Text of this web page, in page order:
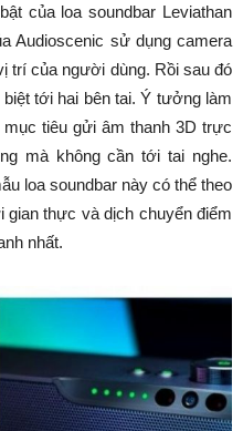
của loa soundbar Leviathan
Audioscenic sử dụng camera
trí của người dùng. Rồi sau đó
tới hai bên tai. Ý tưởng làm
tiêu gửi âm thanh 3D trực
mà không cần tới tai nghe.
loa soundbar này có thể theo
thực và dịch chuyển điểm
nhất.